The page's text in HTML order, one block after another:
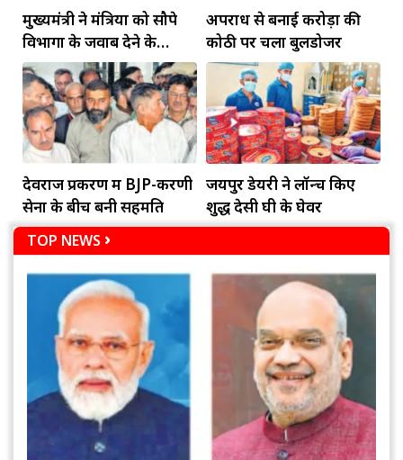
मुख्यमंत्री ने मंत्रियों को सौपे
विभागों के जवाब देने के
दायित्व
अपराध से बनाई करोड़ों की
कोठी पर चला बुलडोजर
देवराज प्रकरण में BJP-करणी
सेना के बीच बनी सहमति
जयपुर डेयरी ने लॉन्च किए
शुद्ध देसी घी के घेवर
TOP NEWS